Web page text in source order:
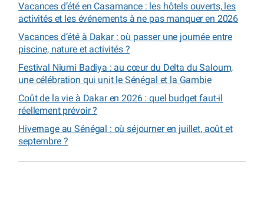
Vacances d’été en Casamance : les hôtels ouverts, les
activités et les événements à ne pas manquer en 2026
Vacances d’été à Dakar : où passer une journée entre
piscine, nature et activités ?
Festival Niumi Badiya : au cœur du Delta du Saloum,
une célébration qui unit le Sénégal et la Gambie
Coût de la vie à Dakar en 2026 : quel budget faut-il
réellement prévoir ?
Hivernage au Sénégal : où séjourner en juillet, août et
septembre ?